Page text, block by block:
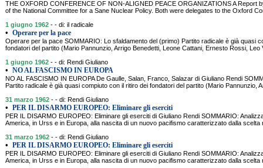
THE OXFORD CONFERENCE OF NON-ALIGNED PEACE ORGANIZATIONS A Report
of the National Committee for a Sane Nuclear Policy. Both were delegates to the Oxford
1 giugno 1962 - - di: il radicale
• Operare per la pace
Operare per la pace SOMMARIO: Lo sfaldamento del (primo) Partito radicale è già quasi
fondatori del partito (Mario Pannunzio, Arrigo Benedetti, Leone Cattani, Ernesto Rossi, Leo
1 giugno 1962 - - di: Rendi Giuliano
• NO AL FASCISMO IN EUROPA
NO AL FASCISMO IN EUROPA De Gaulle, Salan, Franco, Salazar di Giuliano Rendi
Partito radicale è già quasi compiuto con il ritiro dei fondatori del partito (Mario Pannunzio,
31 marzo 1962 - - di: Rendi Giuliano
• PER IL DISARMO EUROPEO: Eliminare gli eserciti
PER IL DISARMO EUROPEO: Eliminare gli eserciti di Giuliano Rendi SOMMARIO:
America, in Urss e in Europa, alla nascita di un nuovo pacifismo caratterizzato dalla scelta
31 marzo 1962 - - di: Rendi Giuliano
• PER IL DISARMO EUROPEO: Eliminare gli eserciti
PER IL DISARMO EUROPEO: Eliminare gli eserciti di Giuliano Rendi SOMMARIO:
America, in Urss e in Europa, alla nascita di un nuovo pacifismo caratterizzato dalla scelta